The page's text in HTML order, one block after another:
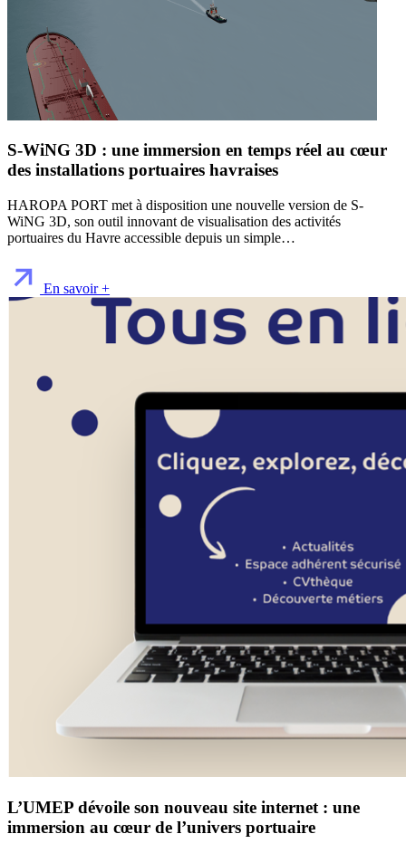
S-WiNG 3D : une immersion en temps réel au cœur
des installations portuaires havraises
HAROPA PORT met à disposition une nouvelle version de S-
WiNG 3D, son outil innovant de visualisation des activités
portuaires du Havre accessible depuis un simple…
En savoir +
L’UMEP dévoile son nouveau site internet : une
immersion au cœur de l’univers portuaire